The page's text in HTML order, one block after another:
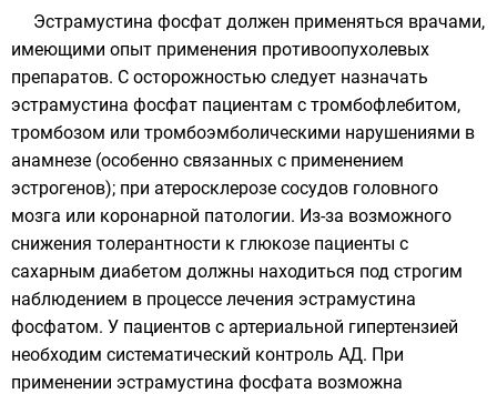
Эстрамустина фосфат должен применяться врачами,
имеющими опыт применения противоопухолевых
препаратов. С осторожностью следует назначать
эстрамустина фосфат пациентам с тромбофлебитом,
тромбозом или тромбоэмболическими нарушениями в
анамнезе (особенно связанных с применением
эстрогенов); при атеросклерозе сосудов головного
мозга или коронарной патологии. Из-за возможного
снижения толерантности к глюкозе пациенты с
сахарным диабетом должны находиться под строгим
наблюдением в процессе лечения эстрамустина
фосфатом. У пациентов с артериальной гипертензией
необходим систематический контроль АД. При
применении эстрамустина фосфата возможна